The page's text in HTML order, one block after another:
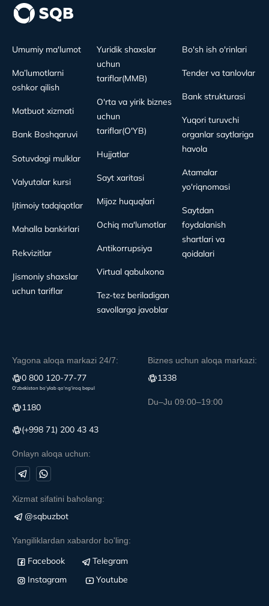
Umumiy ma'lumot
Ma’lumotlarni
oshkor qilish
Matbuot xizmati
Bank Boshqaruvi
Sotuvdagi mulklar
Valyutalar kursi
Ijtimoiy tadqiqotlar
Mahalla bankirlari
Rekvizitlar
Jismoniy shaxslar
uchun tariflar
Yuridik shaxslar
uchun
tariflar(MMB)
O'rta va yirik biznes
uchun
tariflar(O'YB)
Hujjatlar
Sayt xaritasi
Mijoz huquqlari
Ochiq ma'lumotlar
Antikorrupsiya
Virtual qabulxona
Tez-tez beriladigan
savollarga javoblar
Bo'sh ish o'rinlari
Tender va tanlovlar
Bank strukturasi
Yuqori turuvchi
organlar saytlariga
havola
Atamalar
yo'riqnomasi
Saytdan
foydalanish
shartlari va
qoidalari
Yagona aloqa markazi 24/7:
0 800 120-77-77
O‘zbekiston bo‘ylab qo‘ng‘iroq bepul
1180
(+998 71) 200 43 43
Onlayn aloqa uchun:
Biznes uchun aloqa markazi:
1338
Du–Ju 09:00–19:00
Xizmat sifatini baholang:
@sqbuzbot
Yangiliklardan xabardor bo'ling:
Facebook
Telegram
Instagram
Youtube